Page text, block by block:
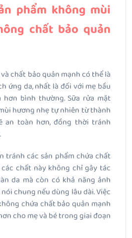
phẩm không mùi
chất bảo quản
chất bảo quản mạnh có thể là
ứng da, nhất là đối với mẹ bầu
bình thường. Sữa rửa mặt
hương nhẹ tự nhiên từ thành
an toàn hơn, đồng thời tránh
tránh các sản phẩm chứa chất
chất này không chỉ gây tác
da mà còn có khả năng ảnh
chung nếu dùng lâu dài. Việc
chứa chất bảo quản mạnh
cho mẹ và bé trong giai đoạn